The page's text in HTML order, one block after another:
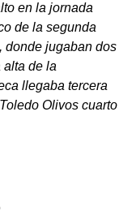
en la jornada
de la segunda
donde jugaban dos
alta de la
llegaba tercera
Olivos cuarto